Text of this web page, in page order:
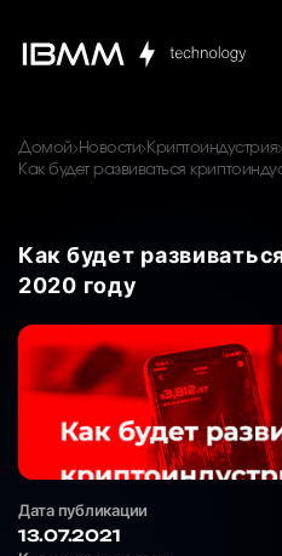
Домой Новости Криптоиндустрия
Как будет развиваться
Как будет
2020 году
Дата публикации
13.07.2021